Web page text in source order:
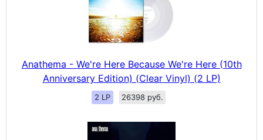
Anathema - We're Here Because We're Here (10th
Anniversary Edition) (Clear Vinyl) (2 LP)
2 LP 26398 руб.